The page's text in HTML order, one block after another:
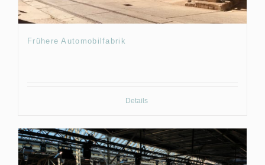
Frühere Automobilfabrik
Details